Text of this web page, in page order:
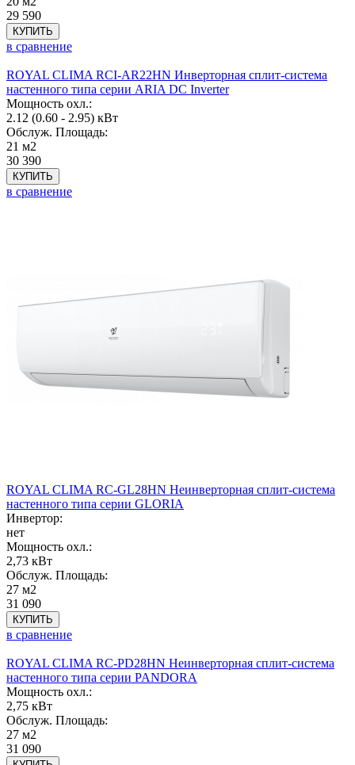
29 590
КУПИТЬ
в сравнение
ROYAL CLIMA RCI-AR22HN Инверторная сплит-система
настенного типа серии ARIA DC Inverter
Мощность охл.:
2.12 (0.60 - 2.95) кВт
Обслуж. Площадь:
21 м2
30 390
КУПИТЬ
в сравнение
ROYAL CLIMA RC-GL28HN Неинверторная сплит-система
настенного типа серии GLORIA
Инвертор:
нет
Мощность охл.:
2,73 кВт
Обслуж. Площадь:
27 м2
31 090
КУПИТЬ
в сравнение
ROYAL CLIMA RC-PD28HN Неинверторная сплит-система
настенного типа серии PANDORA
Мощность охл.:
2,75 кВт
Обслуж. Площадь:
27 м2
31 090